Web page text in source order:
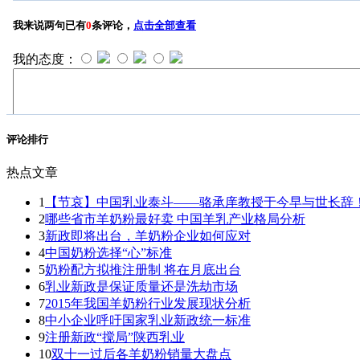
评论排行
热点文章
1
【节哀】中国乳业泰斗——骆承庠教授于今早与世长辞
2哪些省市羊奶粉最好卖 中国羊乳产业格局分析
3新政即将出台，羊奶粉企业如何应对
4中国奶粉选择“心”标准
5奶粉配方拟推注册制 将在月底出台
6乳业新政是保证质量还是洗劫市场
72015年我国羊奶粉行业发展现状分析
8中小企业呼吁国家乳业新政统一标准
9注册新政“搅局”陕西乳业
10双十一过后各羊奶粉销量大盘点